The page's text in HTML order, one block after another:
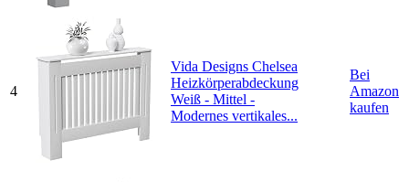
4
Vida Designs Chelsea
Heizkörperabdeckung
Weiß - Mittel -
Modernes vertikales...
Bei
Amazon
kaufen